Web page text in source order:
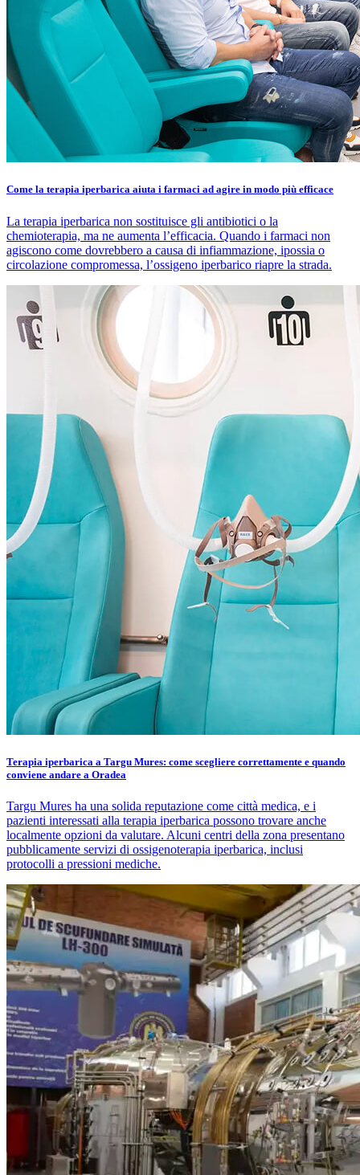
Come la terapia iperbarica aiuta i farmaci ad agire in modo più efficace
La terapia iperbarica non sostituisce gli antibiotici o la
chemioterapia, ma ne aumenta l’efficacia. Quando i farmaci non
agiscono come dovrebbero a causa di infiammazione, ipossia o
circolazione compromessa, l’ossigeno iperbarico riapre la strada.
Terapia iperbarica a Targu Mures: come scegliere correttamente e quando
conviene andare a Oradea
Targu Mures ha una solida reputazione come città medica, e i
pazienti interessati alla terapia iperbarica possono trovare anche
localmente opzioni da valutare. Alcuni centri della zona presentano
pubblicamente servizi di ossigenoterapia iperbarica, inclusi
protocolli a pressioni mediche.